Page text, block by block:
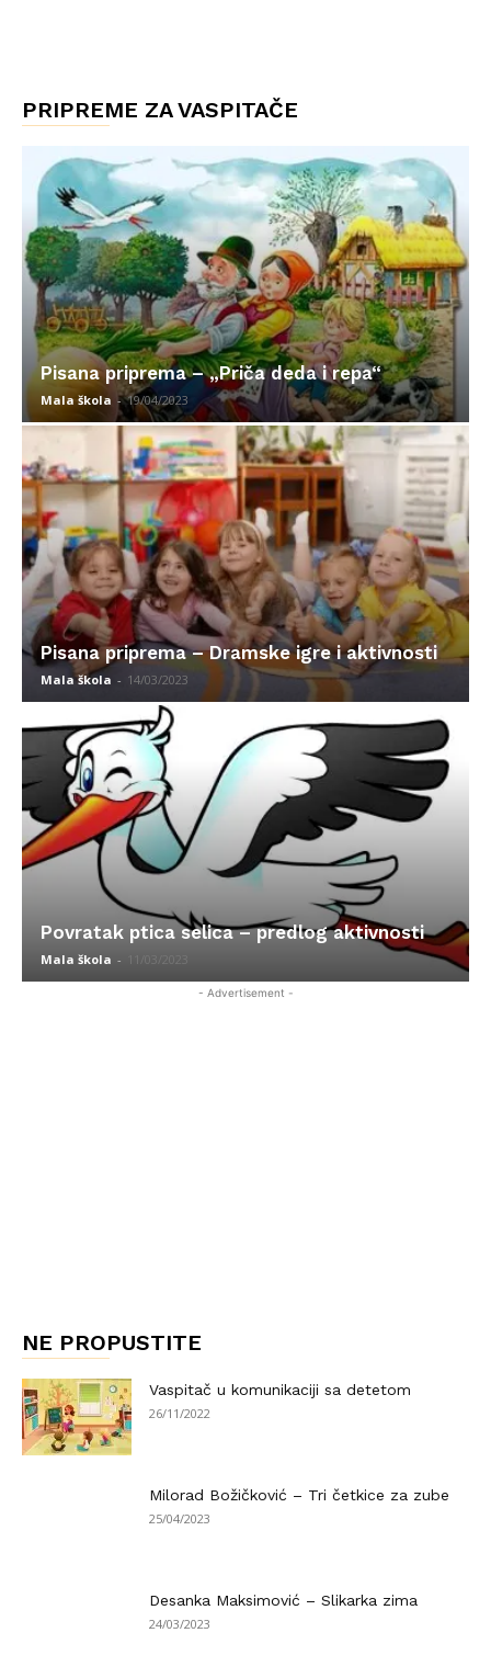
PRIPREME ZA VASPITAČE
Pisana priprema – „Priča deda i repa“
Mala škola - 19/04/2023
Pisana priprema – Dramske igre i aktivnosti
Mala škola - 14/03/2023
Povratak ptica selica – predlog aktivnosti
Mala škola - 11/03/2023
- Advertisement -
NE PROPUSTITE
Vaspitač u komunikaciji sa detetom
26/11/2022
Milorad Božičković – Tri četkice za zube
25/04/2023
Desanka Maksimović – Slikarka zima
24/03/2023